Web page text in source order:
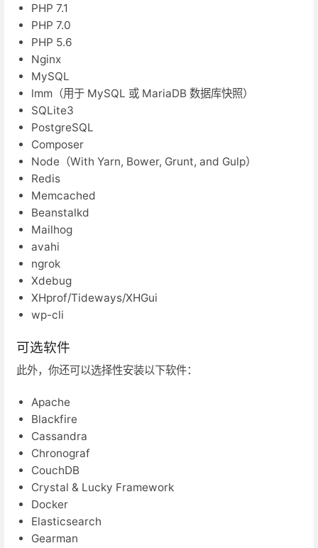
PHP 7.1
PHP 7.0
PHP 5.6
Nginx
MySQL
lmm（用于 MySQL 或 MariaDB 数据库快照）
SQLite3
PostgreSQL
Composer
Node（With Yarn, Bower, Grunt, and Gulp）
Redis
Memcached
Beanstalkd
Mailhog
avahi
ngrok
Xdebug
XHprof/Tideways/XHGui
wp-cli
可选软件
此外，你还可以选择性安装以下软件：
Apache
Blackfire
Cassandra
Chronograf
CouchDB
Crystal & Lucky Framework
Docker
Elasticsearch
Gearman